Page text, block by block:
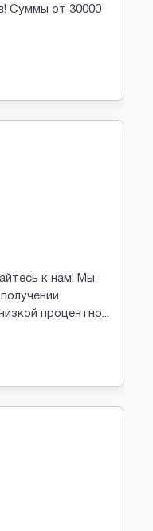
Суммы от 30000
к нам! Мы
процентно